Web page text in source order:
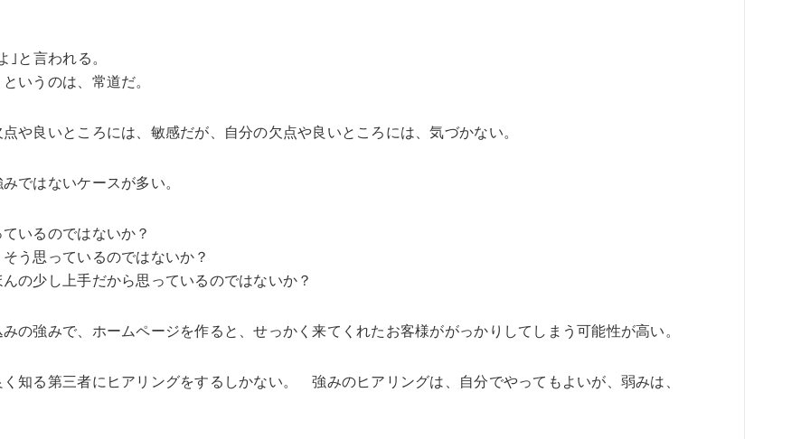
｣と言われる。
いうのは、常道だ。
や良いところには、敏感だが、自分の欠点や良いところには、気づかない。
ではないケースが多い。
いるのではないか？
う思っているのではないか？
の少し上手だから思っているのではないか？
強みで、ホームページを作ると、せっかく来てくれたお客様ががっかりしてしまう可能性が高い。
知る第三者にヒアリングをするしかない。 強みのヒアリングは、自分でやってもよいが、弱みは、